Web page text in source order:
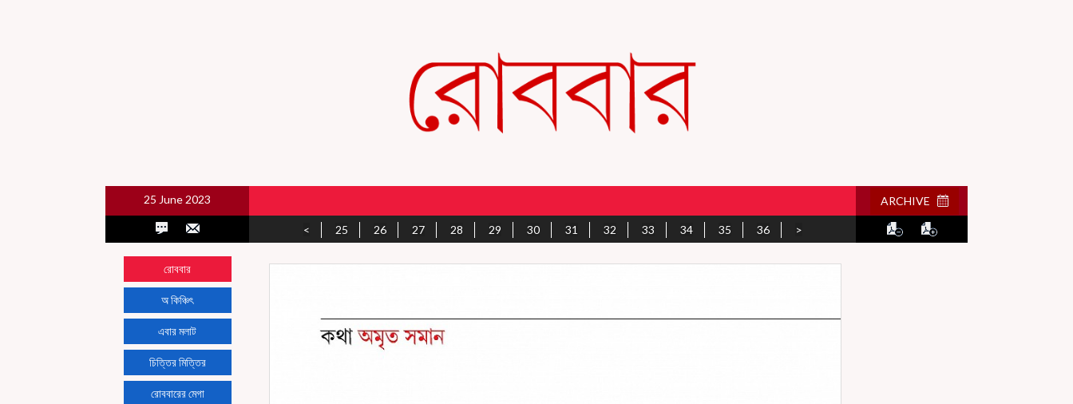
25 June 2023 ARCHIVE
< 25 26 27 28 29 30 31 32 33 34 35 36 >
রোববার
অ কিঞ্চিৎ
এবার মলাট
চিত্তির মিত্তির
রোববারের মেগা